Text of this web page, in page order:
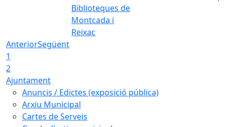
Biblioteques de
Montcada i
Reixac
AnteriorSegüent
1
2
Ajuntament
Anuncis / Edictes (exposició pública)
Arxiu Municipal
Cartes de Serveis